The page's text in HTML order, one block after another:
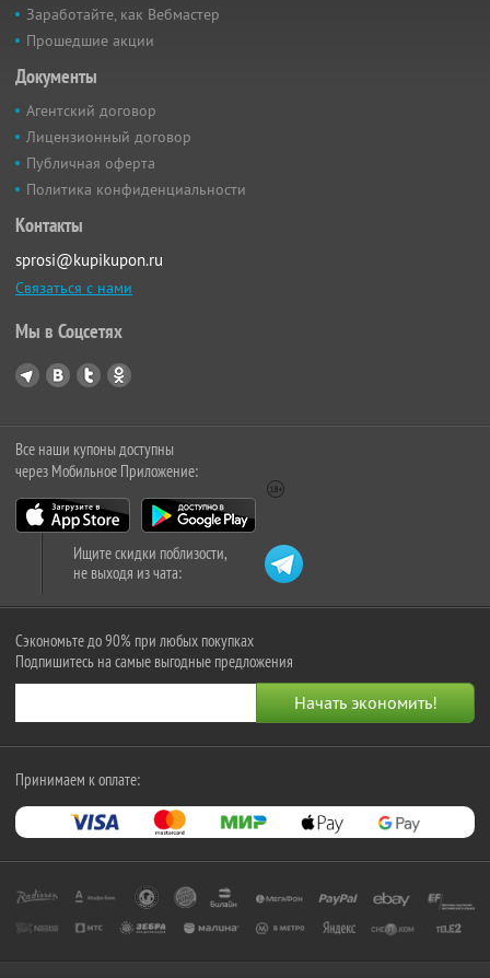
Заработайте, как Вебмастер
Прошедшие акции
Документы
Агентский договор
Лицензионный договор
Публичная оферта
Политика конфиденциальности
Контакты
sprosi@kupikupon.ru
Связаться с нами
Мы в Соцсетях
Все наши купоны доступны
через Мобильное Приложение:
Ищите скидки поблизости,
не выходя из чата:
Сэкономьте до 90% при любых покупках
Подпишитесь на самые выгодные предложения
Принимаем к оплате: